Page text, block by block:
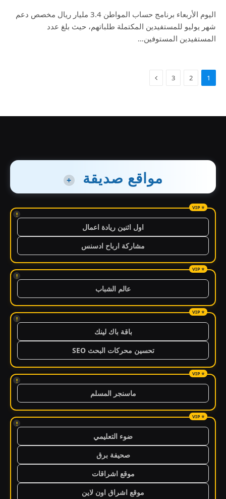
اليوم الأربعاء برنامج حساب المواطن 3.4 مليار ريال مخصص دعم
شهر يوليو للمستفيدين المكتملة طلباتهم، حيث بلغ عدد
المستفيدين المستوفين…
1
2
3
مواقع صديقة +
!
اول اثنين ريادة اعمال
مشاركة ارباح ادسنس
!
عالم الشباب
!
باقة باك لينك
تحسين محركات البحث SEO
!
ماسنجر المسلم
!
ضوء التعليمي
صحيفة برق
موقع اشراقات
موقع اشراق اون لاين